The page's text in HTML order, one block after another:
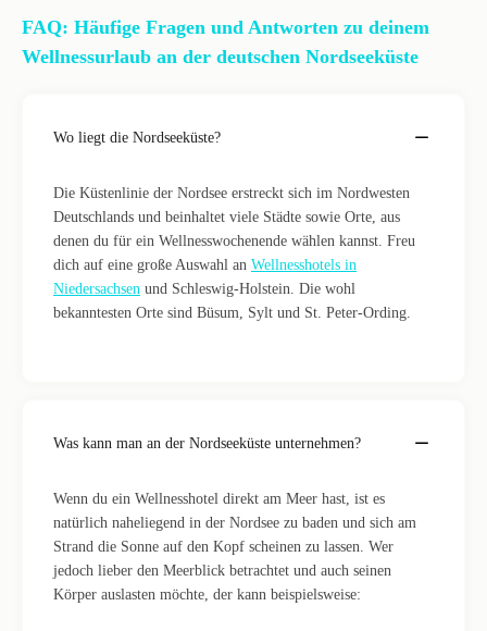
FAQ: Häufige Fragen und Antworten zu deinem
Wellnessurlaub an der deutschen Nordseeküste
Wo liegt die Nordseeküste?
Die Küstenlinie der Nordsee erstreckt sich im Nordwesten
Deutschlands und beinhaltet viele Städte sowie Orte, aus
denen du für ein Wellnesswochenende wählen kannst. Freu
dich auf eine große Auswahl an Wellnesshotels in
Niedersachsen und Schleswig-Holstein. Die wohl
bekanntesten Orte sind Büsum, Sylt und St. Peter-Ording.
Was kann man an der Nordseeküste unternehmen?
Wenn du ein Wellnesshotel direkt am Meer hast, ist es
natürlich naheliegend in der Nordsee zu baden und sich am
Strand die Sonne auf den Kopf scheinen zu lassen. Wer
jedoch lieber den Meerblick betrachtet und auch seinen
Körper auslasten möchte, der kann beispielsweise: